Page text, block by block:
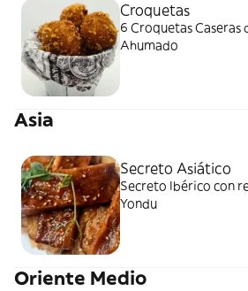
Croquetas
6 Croquetas Caseras
Ahumado
Asia
Secreto Asiático
Secreto Ibérico con
Yondu
Oriente Medio